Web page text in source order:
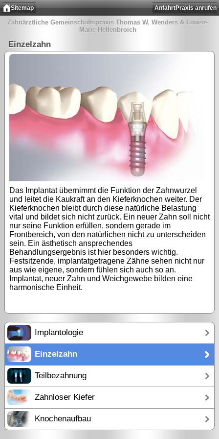
Sitemap Praxis anrufen
Anfahrt
Zahnärztliche Gemeinschaftspraxis Thomas W. Wenders & Louise-
Marie Hellenbroich
Einzelzahn
Das Implantat übernimmt die Funktion der Zahnwurzel
und leitet die Kaukraft an den Kieferknochen weiter. Der
Kieferknochen bleibt durch diese natürliche Belastung
vital und bildet sich nicht zurück. Ein neuer Zahn soll nicht
nur seine Funktion erfüllen, sondern gerade im
Frontbereich, von den natürlichen nicht zu unterscheiden
sein. Ein ästhetisch ansprechendes
Behandlungsergebnis ist hier besonders wichtig.
Festsitzende, implantatgetragene Zähne sehen nicht nur
aus wie eigene, sondern fühlen sich auch so an.
Implantat, neuer Zahn und Weichgewebe bilden eine
harmonische Einheit.
Implantologie
Einzelzahn
Teilbezahnung
Zahnloser Kiefer
Knochenaufbau